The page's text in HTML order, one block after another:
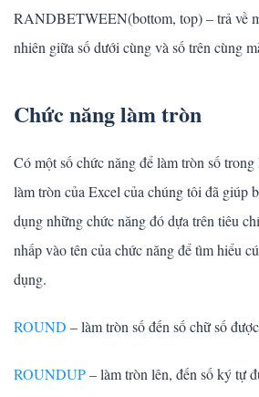
RANDBETWEEN(bottom, top) – trả về
nhiên giữa số dưới cùng và số trên cùng
Chức năng làm tròn
Có một số chức năng để làm tròn số
làm tròn của Excel của chúng tôi đã giúp
dụng những chức năng đó dựa trên tiêu
nhấp vào tên của chức năng để tìm hiểu
dụng.
ROUND – làm tròn số đến số chữ số
ROUNDUP– làm tròn lên, đến số ký tự